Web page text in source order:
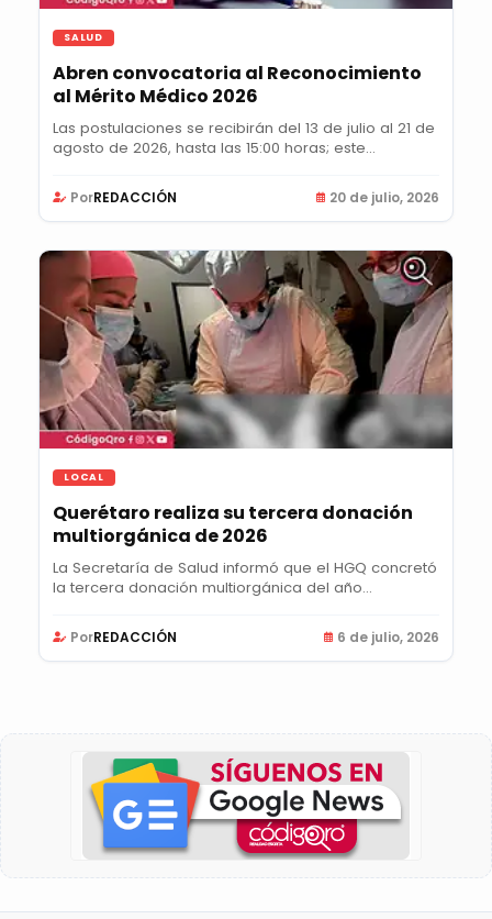
SALUD
Abren convocatoria al Reconocimiento
al Mérito Médico 2026
Las postulaciones se recibirán del 13 de julio al 21 de
agosto de 2026, hasta las 15:00 horas; este...
PorREDACCIÓN 20 de julio, 2026
LOCAL
Querétaro realiza su tercera donación
multiorgánica de 2026
La Secretaría de Salud informó que el HGQ concretó
la tercera donación multiorgánica del año...
PorREDACCIÓN 6 de julio, 2026